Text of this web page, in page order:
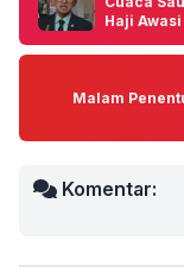
Haji
Malam
Komentar: